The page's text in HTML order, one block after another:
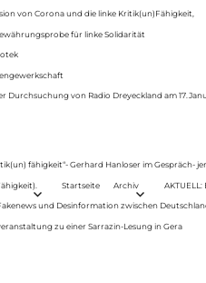
von Corona und die linke Kritik(un)Fähigkeit,
für linke Solidarität
Durchsuchung von Radio Dreyeckland am
fähigkeit“- Gerhard Hanloser im Gespräch-
Startseite Archiv
und Desinformation zwischen
zu einer Sarrazin-Lesung in Gera